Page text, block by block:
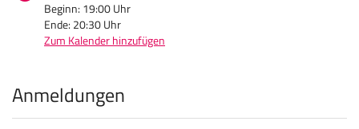
Beginn: 19:00Uhr
Ende: 20:30Uhr
Zum Kalender hinzufügen
Produkte
Anmeldungen